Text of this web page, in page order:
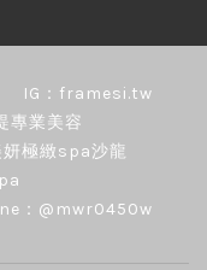
IG：framesi.tw
專業美容
極緻spa沙龍
：@mwr0450w